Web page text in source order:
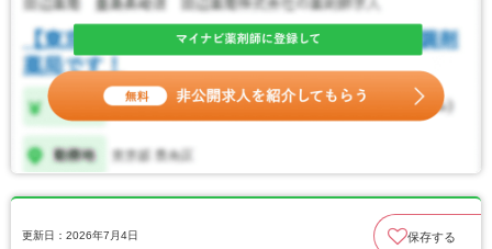
更新日：2026年7月4日 保存する